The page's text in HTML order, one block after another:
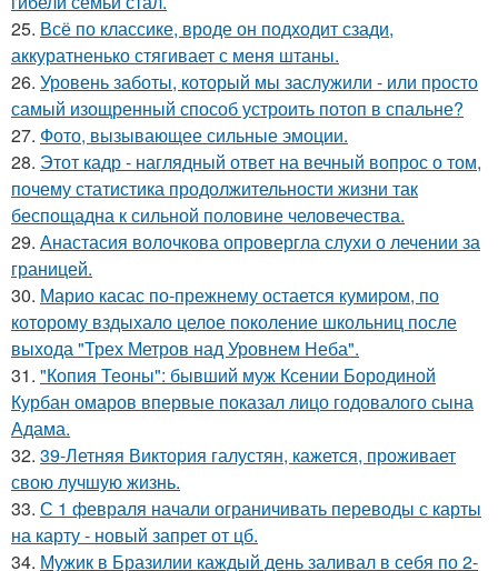
25. Всё по классике, вроде он подходит сзади,
аккуратненько стягивает с меня штаны.
26. Уровень заботы, который мы заслужили - или просто
самый изощренный способ устроить потоп в спальне?
27. Фото, вызывающее сильные эмоции.
28. Этот кадр - наглядный ответ на вечный вопрос о том,
почему статистика продолжительности жизни так
беспощадна к сильной половине человечества.
29. Анастасия волочкова опровергла слухи о лечении за
границей.
30. Марио касас по-прежнему остается кумиром, по
которому вздыхало целое поколение школьниц после
выхода "Трех Метров над Уровнем Неба".
31. "Копия Теоны": бывший муж Ксении Бородиной
Курбан омаров впервые показал лицо годовалого сына
Адама.
32. 39-Летняя Виктория галустян, кажется, проживает
свою лучшую жизнь.
33. С 1 февраля начали ограничивать переводы с карты
на карту - новый запрет от цб.
34. Мужик в Бразилии каждый день заливал в себя по 2-